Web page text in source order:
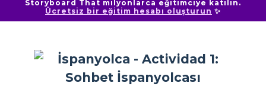
Storyboard That milyonlarca eğitimciye katılın.
Ücretsiz bir eğitim hesabı oluşturun ✨